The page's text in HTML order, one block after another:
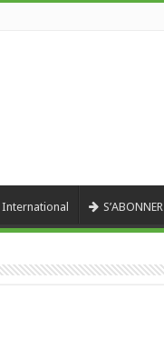
International S’ABONNER